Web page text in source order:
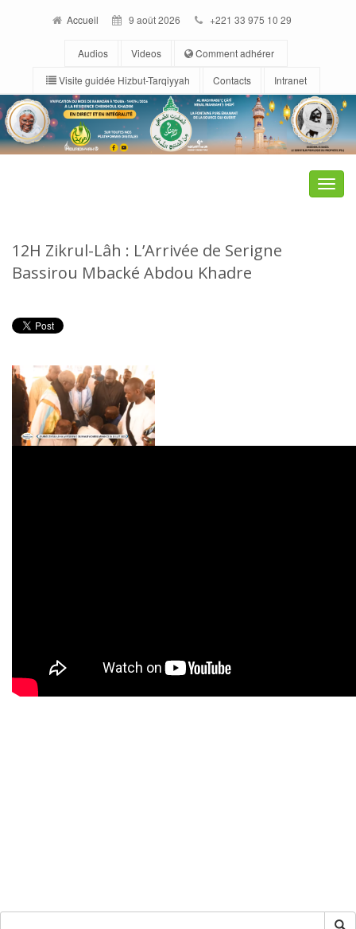
Accueil 9 août 2026 +221 33 975 10 29
Audios Videos
Comment adhérer
Visite guidée Hizbut-Tarqiyyah
Contacts Intranet
Toggle
12H Zikrul-Lâh : L’Arrivée de Serigne
Bassirou Mbacké Abdou Khadre